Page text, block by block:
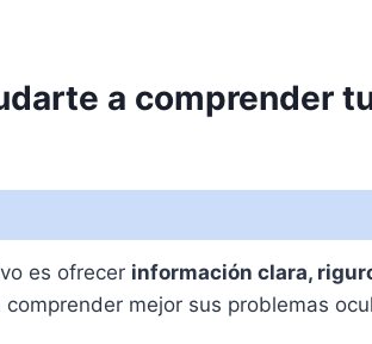
a comprender
es ofrecer información clara,
mejor sus problemas